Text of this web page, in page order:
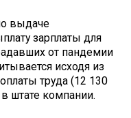
выдаче
зарплаты для
от пандемии
исходя из
труда (12 130
штате компании.